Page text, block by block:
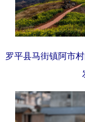
罗平县马街镇阿市